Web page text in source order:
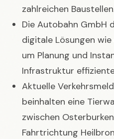
zahlreichen
Die Autobahn GmbH
digitale Lösungen wie
um Planung und
Infrastruktur
Aktuelle
beinhalten eine
zwischen
Fahrtrichtung